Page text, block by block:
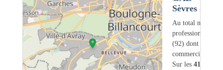
Sèvres (92)
Au total nous
professionnels
(92) dont
commerciale
Sur les 414